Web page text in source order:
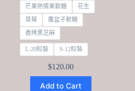
芒果熱情果軟糖
花生
草莓
覆盆子軟糖
香烤黑芝麻
L-20粒裝 S-12粒裝
$120.00
Add to Cart
product